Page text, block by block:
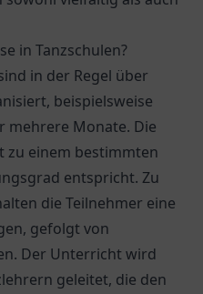
in Tanzschulen?
in der Regel über
beispielsweise
mehrere Monate. Die
zu einem bestimmten
entspricht. Zu
die Teilnehmer eine
gefolgt von
Der Unterricht wird
geleitet, die den